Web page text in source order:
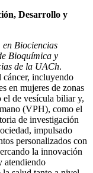
Desarrollo y
Biociencias
Bioquímica y
de la UACh.
cáncer, incluyendo
en mujeres de zonas
el de vesícula biliar y,
(VPH), como el
de investigación
impulsado
personalizados con
la innovación
atendiendo